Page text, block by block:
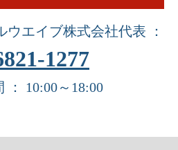
ウエイブ株式会社代表 ：
1277
： 10:00～18:00